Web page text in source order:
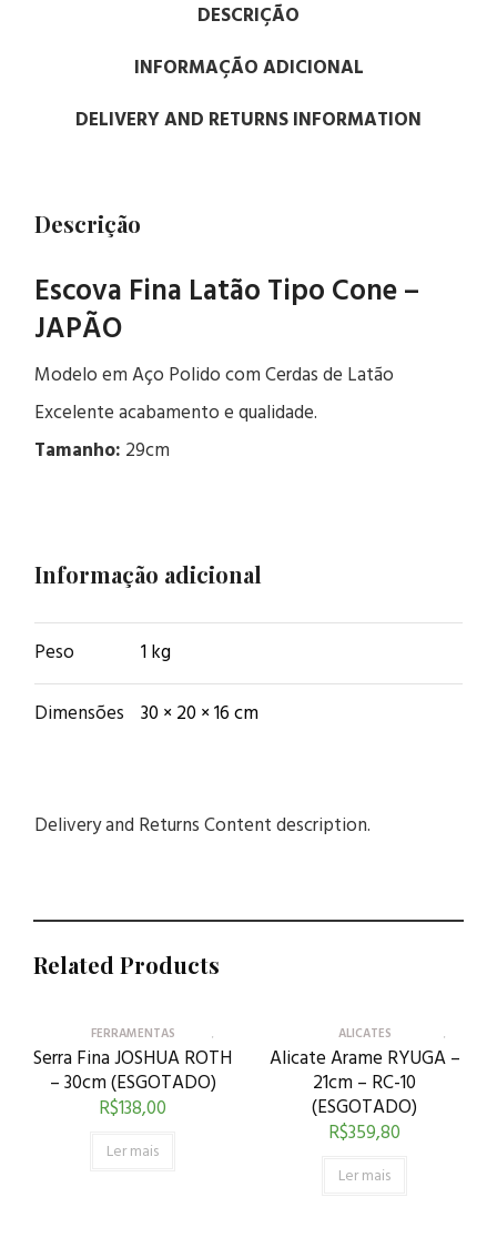
DESCRIÇÃO
INFORMAÇÃO ADICIONAL
DELIVERY AND RETURNS INFORMATION
Descrição
Escova Fina Latão Tipo Cone –
JAPÃO
Modelo em Aço Polido com Cerdas de Latão
Excelente acabamento e qualidade.
Tamanho: 29cm
Informação adicional
Peso 1 kg
Dimensões 30 × 20 × 16 cm
Delivery and Returns Content description.
Related Products
FERRAMENTAS
Serra Fina JOSHUA ROTH
– 30cm (ESGOTADO)
R$138,00
Ler mais
ALICATES
Alicate Arame RYUGA –
21cm – RC-10
(ESGOTADO)
R$359,80
Ler mais